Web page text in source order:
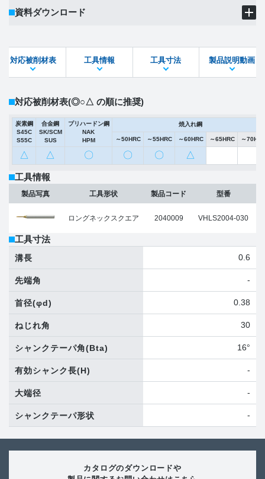
資料ダウンロード
STEPファイル DXFファイル
対応被削材表 工具情報 工具寸法 製品説明動画
対応被削材表(◎○△ の順に推奨)
炭素鋼
S45C
S55C
合金鋼
SK/SCM
SUS
プリハードン鋼
NAK
HPM
焼入れ鋼
～50HRC ～55HRC ～60HRC ～65HRC ～
△ △ 〇 〇 〇 △
工具情報
製品写真 工具形状
ロングネックスクエア
製品コード
2040009
型番
VHLS2004-030
工具寸法
溝長 0.6
先端角 -
首径(φd) 0.38
ねじれ角 30
シャンクテーパ角(Bta) 16°
有効シャンク長(H) -
大端径 -
シャンクテーパ形状 -
カタログのダウンロードや